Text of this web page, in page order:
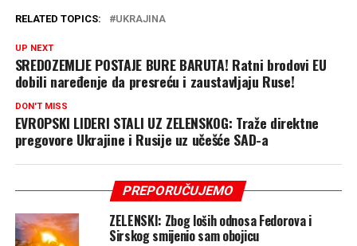
RELATED TOPICS: UKRAJINA
UP NEXT
SREDOZEMLJE POSTAJE BURE BARUTA! Ratni brodovi EU
dobili naređenje da presreću i zaustavljaju Ruse!
DON'T MISS
EVROPSKI LIDERI STALI UZ ZELENSKOG: Traže direktne
pregovore Ukrajine i Rusije uz učešće SAD-a
PREPORUČUJEMO
ZELENSKI: Zbog loših odnosa Fedorova i
Sirskog smijenio sam obojicu